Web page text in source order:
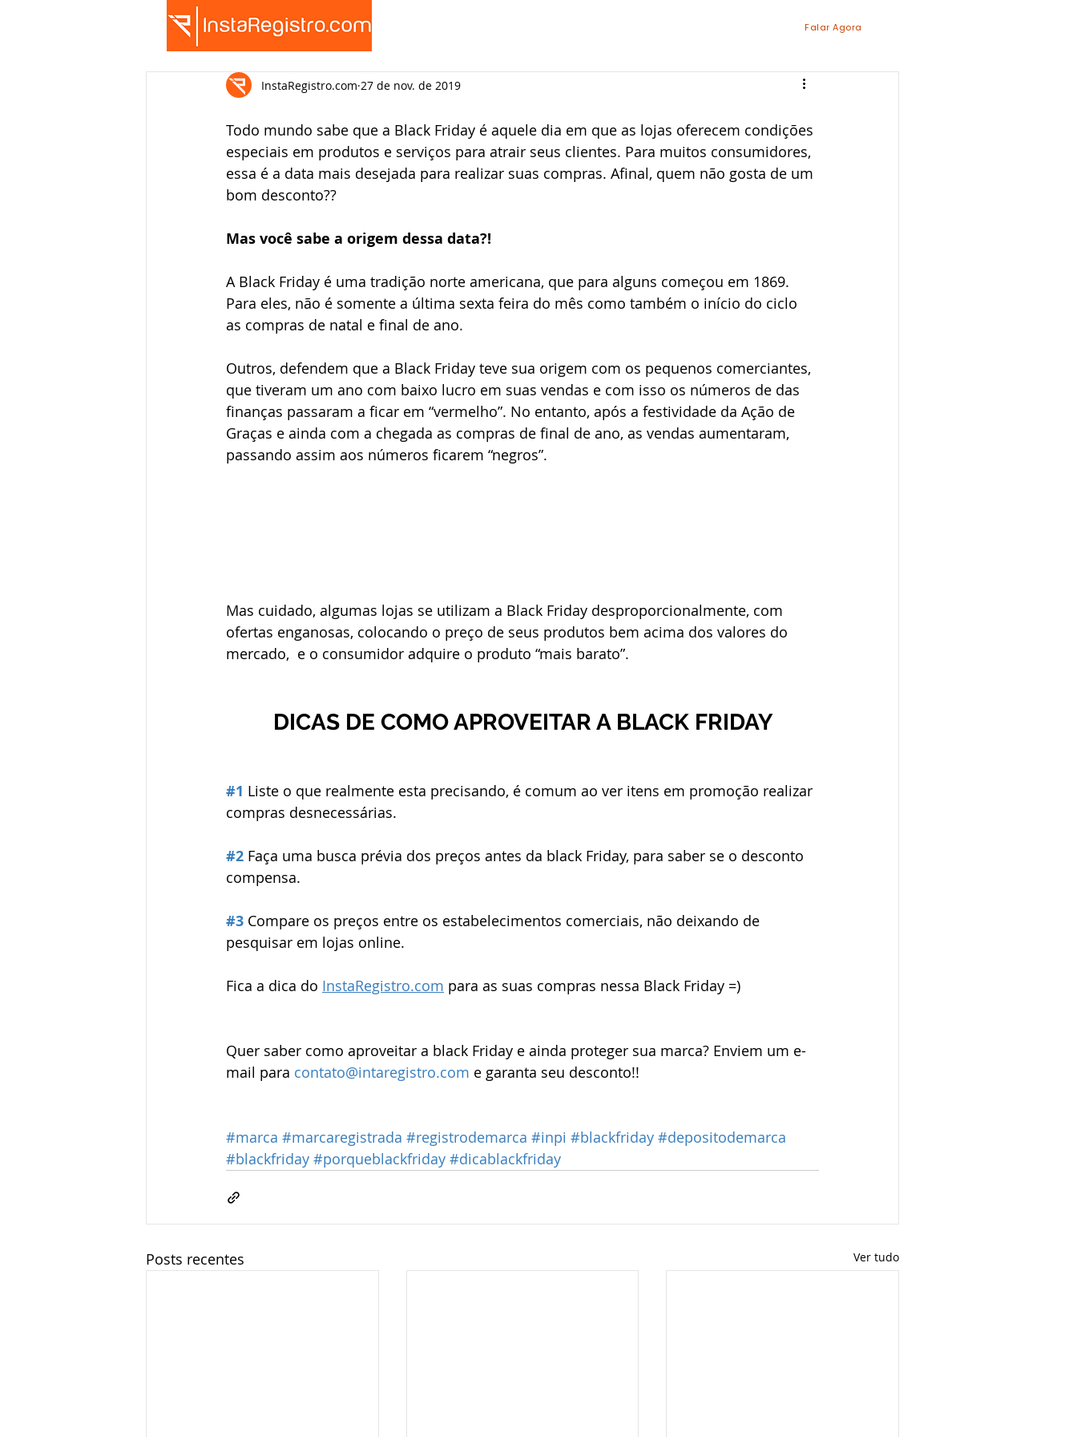
Falar Agora
InstaRegistro.com 27 de nov. de 2019
Todo mundo sabe que a Black Friday é aquele dia em que as lojas oferecem condições
especiais em produtos e serviços para atrair seus clientes. Para muitos consumidores,
essa é a data mais desejada para realizar suas compras. Afinal, quem não gosta de um
bom desconto??
Mas você sabe a origem dessa data?!
A Black Friday é uma tradição norte americana, que para alguns começou em 1869.
Para eles, não é somente a última sexta feira do mês como também o início do ciclo
as compras de natal e final de ano.
Outros, defendem que a Black Friday teve sua origem com os pequenos comerciantes,
que tiveram um ano com baixo lucro em suas vendas e com isso os números de das
finanças passaram a ficar em “vermelho”. No entanto, após a festividade da Ação de
Graças e ainda com a chegada as compras de final de ano, as vendas aumentaram,
passando assim aos números ficarem “negros”.
Mas cuidado, algumas lojas se utilizam a Black Friday desproporcionalmente, com
ofertas enganosas, colocando o preço de seus produtos bem acima dos valores do
mercado,  e o consumidor adquire o produto “mais barato”.
DICAS DE COMO APROVEITAR A BLACK FRIDAY
#1 Liste o que realmente esta precisando, é comum ao ver itens em promoção realizar
compras desnecessárias.
#2 Faça uma busca prévia dos preços antes da black Friday, para saber se o desconto
compensa.
#3 Compare os preços entre os estabelecimentos comerciais, não deixando de
pesquisar em lojas online.
Fica a dica do InstaRegistro.com para as suas compras nessa Black Friday =)
Quer saber como aproveitar a black Friday e ainda proteger sua marca? Enviem um e-
mail para contato@intaregistro.com e garanta seu desconto!!
#marca #marcaregistrada #registrodemarca #inpi #blackfriday #depositodemarca
#blackfriday #porqueblackfriday #dicablackfriday
Posts recentes Ver tudo